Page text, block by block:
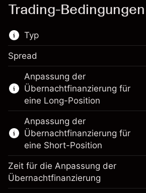
Trading-Bedingungen
Typ
Dieser Finanzmarkt steht für
Trading zur Verfügung.
Erfahren Sie mehr über:
CFDs
Spread
Anpassung der
Übernachtfinanzierung für
eine Long-Position
Margin. Ihre Investition
Anpassung der
Übernachtfinanzierung für
eine Short-Position
Zeit für die Anpassung der
Übernachtfinanzierung